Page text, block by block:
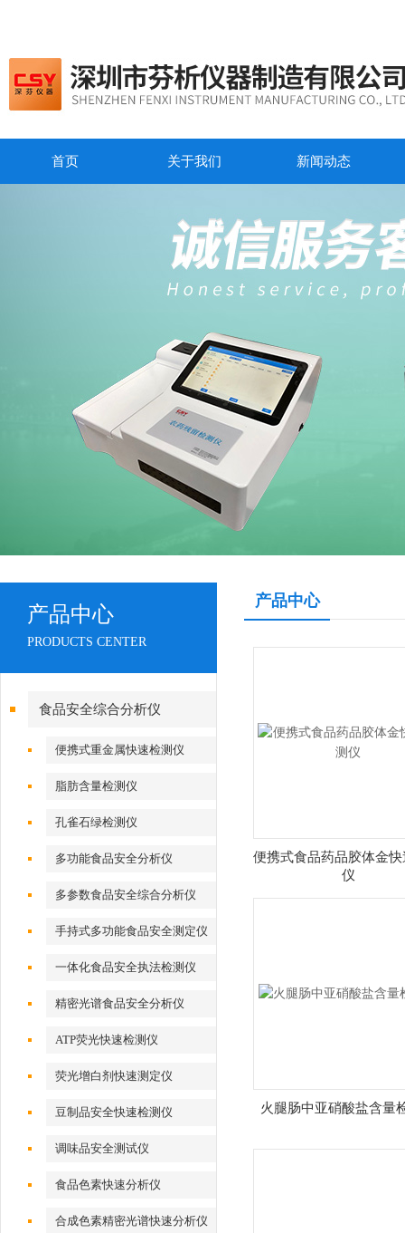
首页 关于我们 新闻动态
产品中心
PRODUCTS CENTER
食品安全综合分析仪
便携式重金属快速检测仪
脂肪含量检测仪
孔雀石绿检测仪
多功能食品安全分析仪
多参数食品安全综合分析仪
手持式多功能食品安全测定仪
一体化食品安全执法检测仪
精密光谱食品安全分析仪
ATP荧光快速检测仪
荧光增白剂快速测定仪
豆制品安全快速检测仪
调味品安全测试仪
食品色素快速分析仪
合成色素精密光谱快速分析仪
产品中心
便携式食品药品胶体金
仪
火腿肠中亚硝酸盐含量